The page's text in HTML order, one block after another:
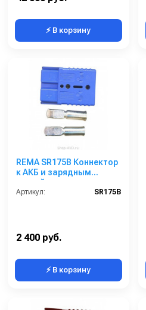
⚡ В корзину
REMA SR175B Коннектор
к АКБ и зарядным
устройствам
Артикул: SR175B
2 400 руб.
⚡ В корзину